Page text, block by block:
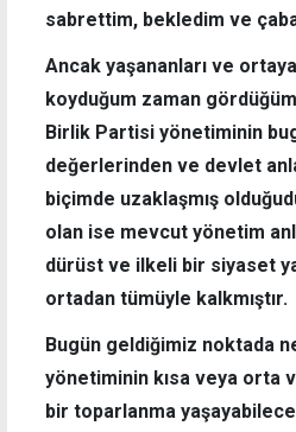
sabrettim, bekledim ve
Ancak yaşananları ve
koyduğum zaman
Birlik Partisi yönetiminin
değerlerinden ve devlet
biçimde uzaklaşmış
olan ise mevcut yönetim
dürüst ve ilkeli bir siyaset
ortadan tümüyle kalkmıştır.
Bugün geldiğimiz noktada
yönetiminin kısa veya orta
bir toparlanma